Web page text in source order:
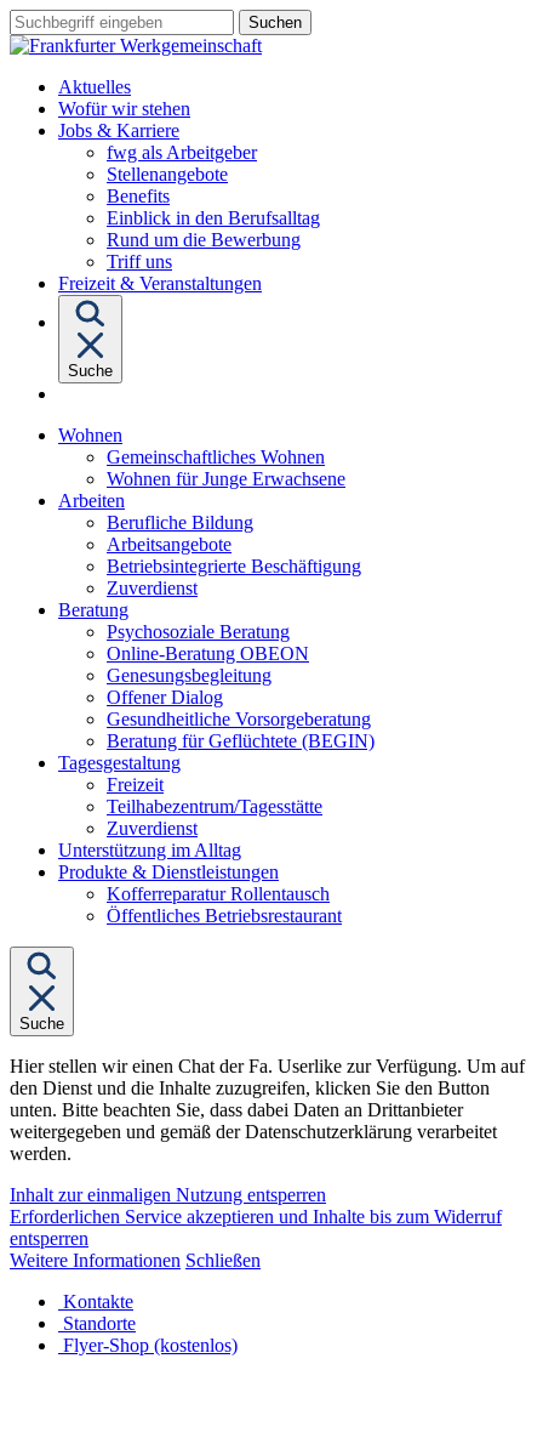
Sprungziel:
Zum
Sprungziel:
Zur
Sprungziel:
Zum
Suchbegriff
eingeben
Aktuelles
Wofür wir stehen
Jobs & KarriereUntermenü
von
"Jobs
&
fwg als Arbeitgeber
Stellenangebote
Benefits
Einblick in den Berufsalltag
Rund um die Bewerbung
Triff uns
Freizeit & Veranstaltungen
Suche
Wohnen
von
"Wohnen"
Gemeinschaftliches Wohnen
Wohnen für Junge Erwachsene
Arbeiten
von
"Arbeiten"
Berufliche Bildung
Arbeitsangebote
Betriebsintegrierte Beschäftigung
Zuverdienst
BeratungUntermenü
von
"Beratung"
Psychosoziale Beratung
Online-Beratung OBEON
Genesungsbegleitung
Offener Dialog
Gesundheitliche Vorsorgeberatung
Beratung für Geflüchtete (BEGIN)
TagesgestaltungUntermenü
"Tagesgestaltung"
Freizeit
Teilhabezentrum/Tagesstätte
Zuverdienst
Unterstützung im Alltag
Produkte & Dienstleistungen
von
"Produkte
&
Kofferreparatur Rollentausch
Öffentliches Betriebsrestaurant
Suche
Hier stellen wir einen Chat der Fa. Userlike zur Verfügung. Um auf
den Dienst und die Inhalte zuzugreifen, klicken Sie den Button
unten. Bitte beachten Sie, dass dabei Daten an Drittanbieter
weitergegeben und gemäß der Datenschutzerklärung verarbeitet
werden.
Inhalt zur einmaligen Nutzung entsperren
Erforderlichen Service akzeptieren und Inhalte bis zum Widerruf
entsperren
Weitere Informationen Schließen
Kontakte
Standorte
Flyer-Shop (kostenlos)